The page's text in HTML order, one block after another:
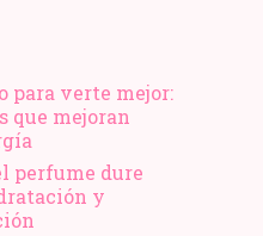
para verte mejor:
que mejoran
perfume dure
y